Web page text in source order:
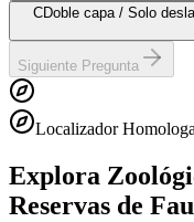
CDoble capa / Solo
Siguiente Pregunta
Localizador
Explora
Reservas de